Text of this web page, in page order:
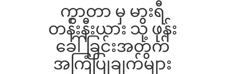
ကွာတာ မှ မားရီ
တန်းနီးယား သို့ ဖုန်း
ခေါ်ခြင်းအတွက်
အကြံပြုချက်များ